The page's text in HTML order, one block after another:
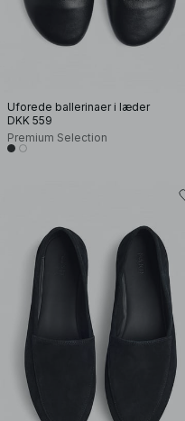
Uforede ballerinaer i læder
DKK 559
Premium Selection